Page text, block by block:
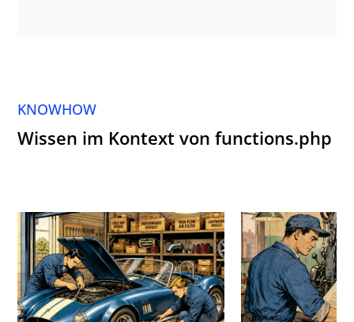
KNOWHOW
Wissen im Kontext von functions.php